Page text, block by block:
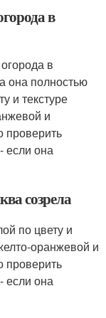
в
в
она полностью
и текстуре
и
проверить
если она
созрела
по цвету и
оранжевой и
проверить
если она